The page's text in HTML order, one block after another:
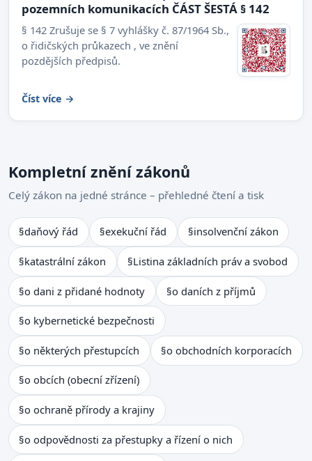
pozemních komunikacích ČÁST ŠESTÁ § 142
§ 142 Zrušuje se § 7 vyhlášky č. 87/1964 Sb.,
o řidičských průkazech , ve znění
pozdějších předpisů.
Číst více →
Kompletní znění zákonů
Celý zákon na jedné stránce – přehledné čtení a tisk
§daňový řád §exekuční řád §insolvenční zákon
§katastrální zákon §Listina základních práv a svobod
§o dani z přidané hodnoty §o daních z příjmů
§o kybernetické bezpečnosti
§o některých přestupcích §o obchodních korporacích
§o obcích (obecní zřízení)
§o ochraně přírody a krajiny
§o odpovědnosti za přestupky a řízení o nich